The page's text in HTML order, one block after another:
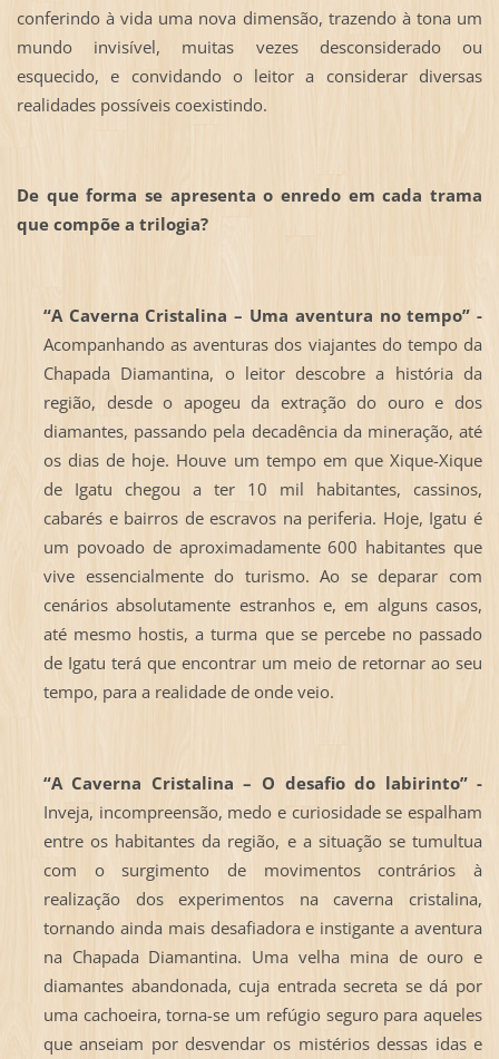
conferindo à vida uma nova dimensão, trazendo à tona um
mundo invisível, muitas vezes desconsiderado ou
esquecido, e convidando o leitor a considerar diversas
realidades possíveis coexistindo.
De que forma se apresenta o enredo em cada trama
que compõe a trilogia?
“A Caverna Cristalina – Uma aventura no tempo” -
Acompanhando as aventuras dos viajantes do tempo da
Chapada Diamantina, o leitor descobre a história da
região, desde o apogeu da extração do ouro e dos
diamantes, passando pela decadência da mineração, até
os dias de hoje. Houve um tempo em que Xique-Xique
de Igatu chegou a ter 10 mil habitantes, cassinos,
cabarés e bairros de escravos na periferia. Hoje, Igatu é
um povoado de aproximadamente 600 habitantes que
vive essencialmente do turismo. Ao se deparar com
cenários absolutamente estranhos e, em alguns casos,
até mesmo hostis, a turma que se percebe no passado
de Igatu terá que encontrar um meio de retornar ao seu
tempo, para a realidade de onde veio.
“A Caverna Cristalina – O desafio do labirinto” -
Inveja, incompreensão, medo e curiosidade se espalham
entre os habitantes da região, e a situação se tumultua
com o surgimento de movimentos contrários à
realização dos experimentos na caverna cristalina,
tornando ainda mais desafiadora e instigante a aventura
na Chapada Diamantina. Uma velha mina de ouro e
diamantes abandonada, cuja entrada secreta se dá por
uma cachoeira, torna-se um refúgio seguro para aqueles
que anseiam por desvendar os mistérios dessas idas e